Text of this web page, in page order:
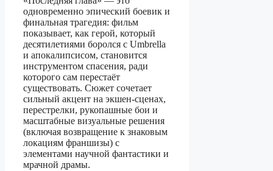
одновременно эпический боевик и
финальная трагедия: фильм
показывает, как герой, который
десятилетиями боролся с Umbrella
и апокалипсисом, становится
инструментом спасения, ради
которого сам перестаёт
существовать. Сюжет сочетает
сильный акцент на экшен‑сценах,
перестрелки, рукопашные бои и
масштабные визуальные решения
(включая возвращение к знаковым
локациям франшизы) с
элементами научной фантастики и
мрачной драмы.